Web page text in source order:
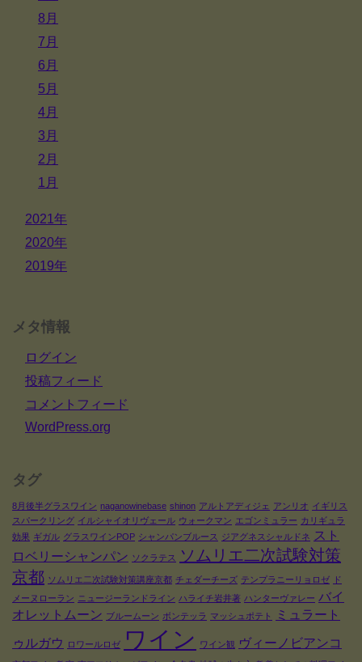
8月
7月
6月
5月
4月
3月
2月
1月
2021年
2020年
2019年
メタ情報
ログイン
投稿フィード
コメントフィード
WordPress.org
タグ
8月後半グラスワイン naganowinebase shinon アルトアディジェ アンリオ イギリス
スパークリング イルシャイオリヴェール ウォークマン エゴンミュラー カリギュラ
効果 ギガル グラスワインPOP シャンパンブルース ジアグネスシャルドネ スト
ロベリーシャンパン ソクラテス
ソムリエ二次試験対策
京都 ソムリエ二次試験対策講座京都 チェダーチーズ テンプラニーリョロゼ
ド
メーヌローラン ニュージーランドライン ハライチ岩井著 ハンターヴァレー バイ
オレットムーン ブルームーン ボンテッラ マッシュポテト
ミュラート
ゥルガウ
ロワールロゼ ワイン ワイン観 ヴィーノビアンコ